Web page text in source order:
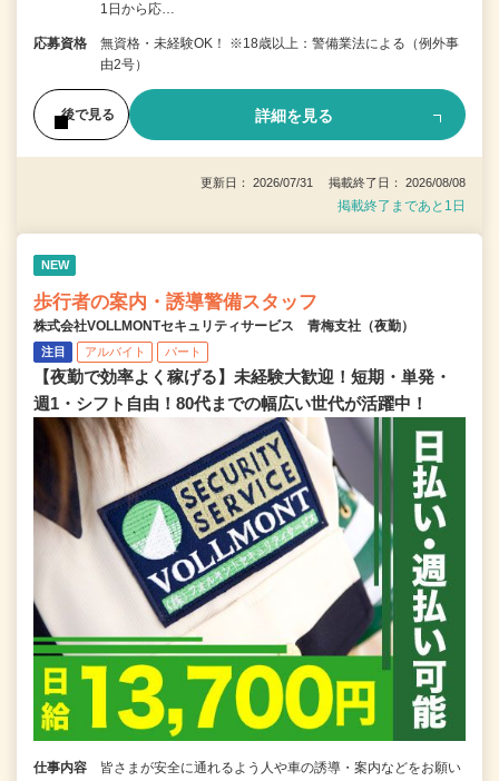
1日から応…
応募資格
無資格・未経験OK！ ※18歳以上：警備業法による（例外事
由2号）
後で見る 詳細を見る
更新日： 2026/07/31 掲載終了日： 2026/08/08
掲載終了まであと1日
NEW
歩行者の案内・誘導警備スタッフ
株式会社VOLLMONTセキュリティサービス 青梅支社（夜勤）
注目 アルバイト パート
【夜勤で効率よく稼げる】未経験大歓迎！短期・単発・
週1・シフト自由！80代までの幅広い世代が活躍中！
仕事内容 皆さまが安全に通れるよう人や車の誘導・案内などをお願い